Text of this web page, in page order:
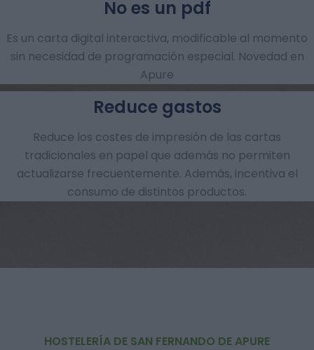
Es un carta digital interactiva, modificable al momento
sin necesidad de programación especial. Novedad en
Apure
No es un pdf
Reduce los costes de impresión de las cartas
tradicionales en papel que además no permiten
actualizarse frecuentemente. Además, incentiva el
consumo de distintos productos.
Reduce gastos
HOSTELERÍA DE SAN FERNANDO DE APURE